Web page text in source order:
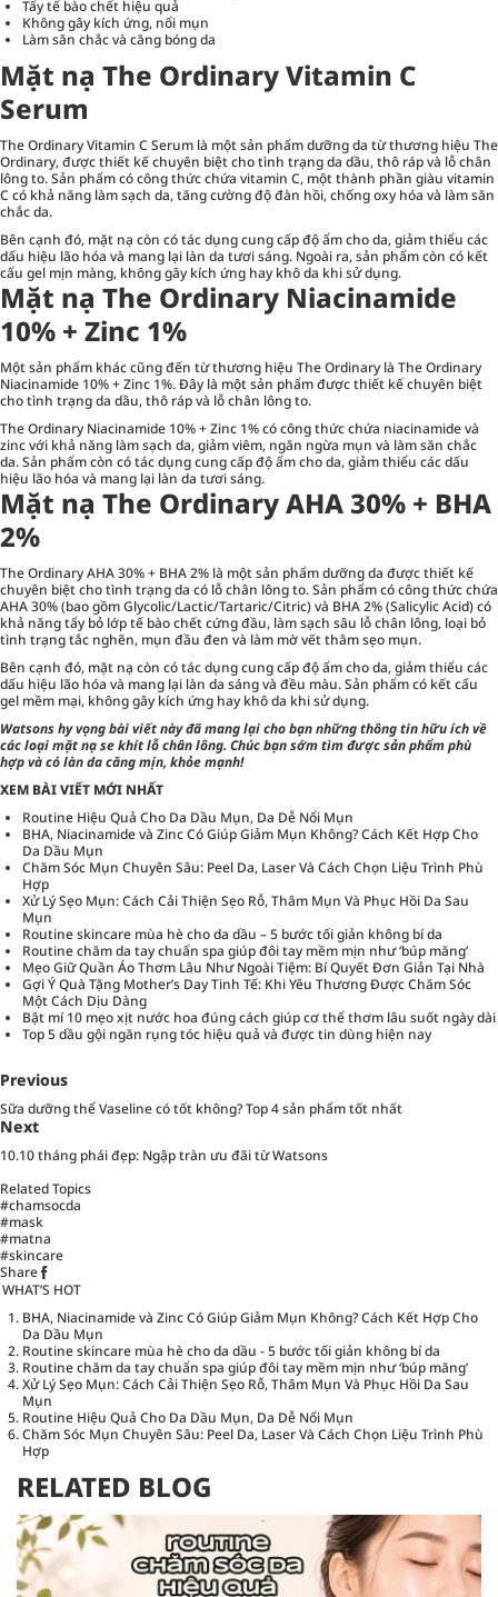
Tẩy tế bào chết hiệu quả
Không gây kích ứng, nổi mụn
Làm săn chắc và căng bóng da
Mặt nạ The Ordinary Vitamin C
Serum
The Ordinary Vitamin C Serum là một sản phẩm dưỡng da từ thương hiệu The
Ordinary, được thiết kế chuyên biệt cho tình trạng da dầu, thô ráp và lỗ chân
lông to. Sản phẩm có công thức chứa vitamin C, một thành phần giàu vitamin
C có khả năng làm sạch da, tăng cường độ đàn hồi, chống oxy hóa và làm săn
chắc da.
Bên cạnh đó, mặt nạ còn có tác dụng cung cấp độ ẩm cho da, giảm thiểu các
dấu hiệu lão hóa và mang lại làn da tươi sáng. Ngoài ra, sản phẩm còn có kết
cấu gel mịn màng, không gây kích ứng hay khô da khi sử dụng.
Mặt nạ The Ordinary Niacinamide
10% + Zinc 1%
Một sản phẩm khác cũng đến từ thương hiệu The Ordinary là The Ordinary
Niacinamide 10% + Zinc 1%. Đây là một sản phẩm được thiết kế chuyên biệt
cho tình trạng da dầu, thô ráp và lỗ chân lông to.
The Ordinary Niacinamide 10% + Zinc 1% có công thức chứa niacinamide và
zinc với khả năng làm sạch da, giảm viêm, ngăn ngừa mụn và làm săn chắc
da. Sản phẩm còn có tác dụng cung cấp độ ẩm cho da, giảm thiểu các dấu
hiệu lão hóa và mang lại làn da tươi sáng.
Mặt nạ The Ordinary AHA 30% + BHA
2%
The Ordinary AHA 30% + BHA 2% là một sản phẩm dưỡng da được thiết kế
chuyên biệt cho tình trạng da có lỗ chân lông to. Sản phẩm có công thức chứa
AHA 30% (bao gồm Glycolic/Lactic/Tartaric/Citric) và BHA 2% (Salicylic Acid) có
khả năng tẩy bỏ lớp tế bào chết cứng đầu, làm sạch sâu lỗ chân lông, loại bỏ
tình trạng tắc nghẽn, mụn đầu đen và làm mờ vết thâm sẹo mụn.
Bên cạnh đó, mặt nạ còn có tác dụng cung cấp độ ẩm cho da, giảm thiểu các
dấu hiệu lão hóa và mang lại làn da sáng và đều màu. Sản phẩm có kết cấu
gel mềm mại, không gây kích ứng hay khô da khi sử dụng.
Watsonshy vọng bài viết này đã mang lại cho bạn những thông tin hữu ích về
các loại mặt nạ se khít lỗ chân lông. Chúc bạn sớm tìm được sản phẩm phù
hợp và có làn da căng mịn, khỏe mạnh!
XEM BÀI VIẾT MỚI NHẤT
Routine Hiệu Quả Cho Da Dầu Mụn, Da Dễ Nổi Mụn
BHA, Niacinamide và Zinc Có Giúp Giảm Mụn Không? Cách Kết Hợp Cho
Da Dầu Mụn
Chăm Sóc Mụn Chuyên Sâu: Peel Da, Laser Và Cách Chọn Liệu Trình Phù
Hợp
Xử Lý Sẹo Mụn: Cách Cải Thiện Sẹo Rỗ, Thâm Mụn Và Phục Hồi Da Sau
Mụn
Routine skincare mùa hè cho da dầu – 5 bước tối giản không bí da
Routine chăm da tay chuẩn spa giúp đôi tay mềm mịn như ‘búp măng’
Mẹo Giữ Quần Áo Thơm Lâu Như Ngoài Tiệm: Bí Quyết Đơn Giản Tại Nhà
Gợi Ý Quà Tặng Mother’s Day Tinh Tế: Khi Yêu Thương Được Chăm Sóc
Một Cách Dịu Dàng
Bật mí 10 mẹo xịt nước hoa đúng cách giúp cơ thể thơm lâu suốt ngày dài
Top 5 dầu gội ngăn rụng tóc hiệu quả và được tin dùng hiện nay
Previous
Sữa dưỡng thể Vaseline có tốt không? Top 4 sản phẩm tốt nhất
Next
10.10 tháng phái đẹp: Ngập tràn ưu đãi từ Watsons
Related Topics
#chamsocda
#mask
#matna
#skincare
Share
WHAT’S HOT
BHA, Niacinamide và Zinc Có Giúp Giảm Mụn Không? Cách Kết Hợp Cho
Da Dầu Mụn
Routine skincare mùa hè cho da dầu - 5 bước tối giản không bí da
Routine chăm da tay chuẩn spa giúp đôi tay mềm mịn như ‘búp măng’
Xử Lý Sẹo Mụn: Cách Cải Thiện Sẹo Rỗ, Thâm Mụn Và Phục Hồi Da Sau
Mụn
Routine Hiệu Quả Cho Da Dầu Mụn, Da Dễ Nổi Mụn
Chăm Sóc Mụn Chuyên Sâu: Peel Da, Laser Và Cách Chọn Liệu Trình Phù
Hợp
RELATED BLOG